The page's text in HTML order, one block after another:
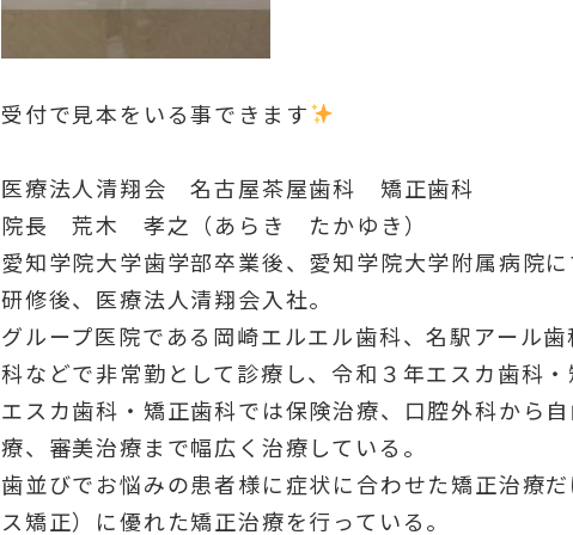
受付で見本をいる事できます
医療法人清翔会 名古屋茶屋歯科 矯正歯科
院長 荒木 孝之（あらき たかゆき）
愛知学院大学歯学部卒業後、愛知学院大学附属病院
研修後、医療法人清翔会入社。
グループ医院である岡崎エルエル歯科、名駅アール
科などで非常勤として診療し、令和３年エスカ歯科
エスカ歯科・矯正歯科では保険治療、口腔外科から
療、審美治療まで幅広く治療している。
歯並びでお悩みの患者様に症状に合わせた矯正治療
ス矯正）に優れた矯正治療を行っている。